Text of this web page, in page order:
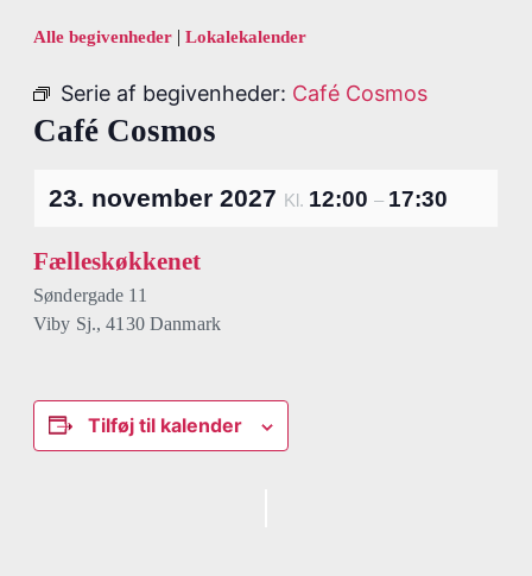
Alle begivenheder | Lokalekalender
Serie af begivenheder: Café Cosmos
Café Cosmos
23. november 2027 Kl. 12:00 – 17:30
Fælleskøkkenet
Søndergade 11
Viby Sj., 4130 Danmark
Tilføj til kalender